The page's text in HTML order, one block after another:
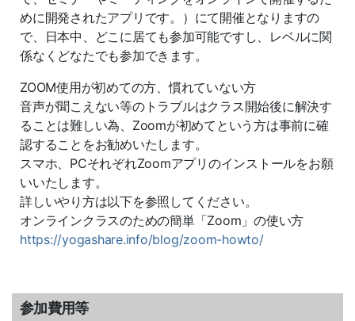
めに開発されたアプリです。）にて開催となりますの
で、日本中、どこに居ても参加可能ですし、レベルに関
係なくどなたでも参加できます。
ZOOM使用が初めての方、慣れていない方
音声が聞こえない等のトラブルはクラス開始後に解決す
ることは難しい為、 Zoomが初めてという方は事前に確
認することをお勧めいたしま す。
スマホ、PCそれぞれZoomアプリのインストールをお願
いいたします。
詳しいやり方は以下を参照してください。
オンラインクラスのための簡単「Zoom」の使い方
https://yogashare.info/blog/zoom-howto/
参加費用等